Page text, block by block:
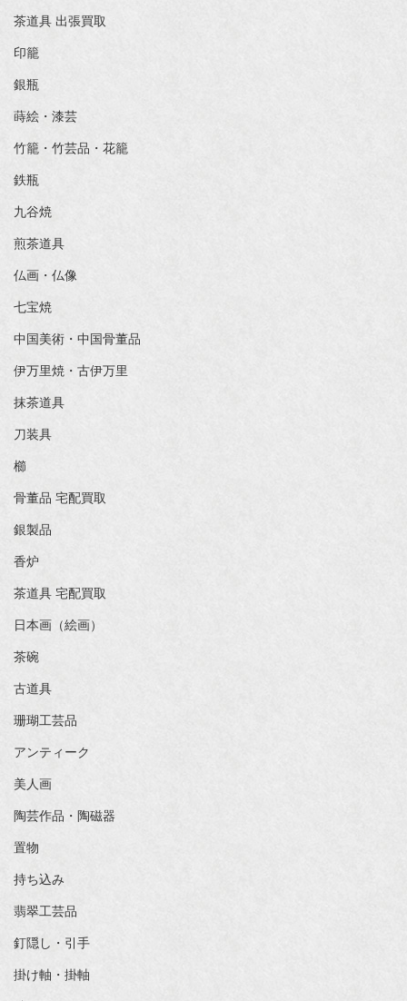
茶道具 出張買取
印籠
銀瓶
蒔絵・漆芸
竹籠・竹芸品・花籠
鉄瓶
九谷焼
煎茶道具
仏画・仏像
七宝焼
中国美術・中国骨董品
伊万里焼・古伊万里
抹茶道具
刀装具
櫛
骨董品 宅配買取
銀製品
香炉
茶道具 宅配買取
日本画（絵画）
茶碗
古道具
珊瑚工芸品
アンティーク
美人画
陶芸作品・陶磁器
置物
持ち込み
翡翠工芸品
釘隠し・引手
掛け軸・掛軸